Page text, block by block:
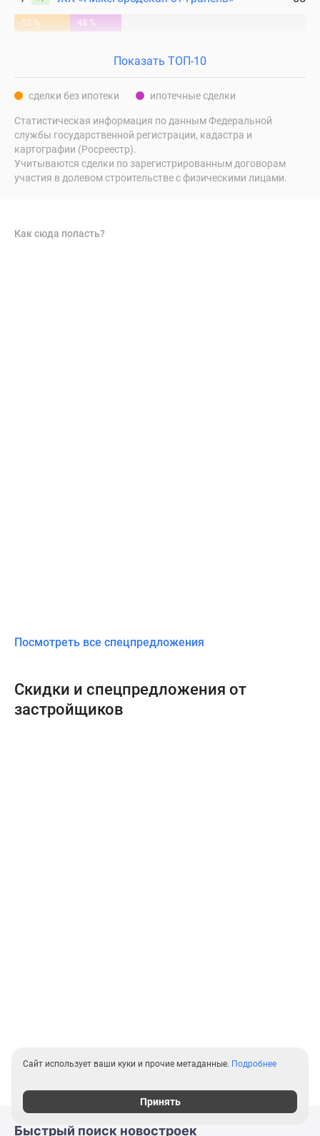
52 % 48 %
Показать ТОП-10
сделки без ипотеки ипотечные сделки
Статистическая информация по данным Федеральной
службы государственной регистрации, кадастра и
картографии (Росреестр).
Учитываются сделки по зарегистрированным договорам
участия в долевом строительстве с физическими лицами.
Как сюда попасть?
Посмотреть все спецпредложения
Скидки и спецпредложения от
застройщиков
Быстрый поиск новостроек
Сайт использует ваши куки и прочие метаданные. Подробнее
Принять